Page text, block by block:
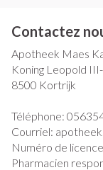
Contactez
Apotheek Maes
Koning Leopold
8500 Kortrijk
Téléphone:
Courriel:
Numéro de
Pharmacien